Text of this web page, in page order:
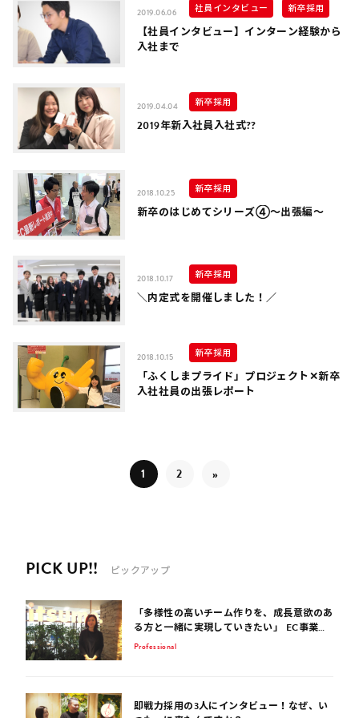
2019.06.06 社員インタビュー 新卒採用
【社員インタビュー】インターン経験から
入社まで
2019.04.04 新卒採用
2019年新入社員入社式??
2018.10.25 新卒採用
新卒のはじめてシリーズ④～出張編～
2018.10.17 新卒採用
＼内定式を開催しました！／
2018.10.15 新卒採用
「ふくしまプライド」プロジェクト✕新卒
入社社員の出張レポート
1 2 »
PICK UP!! ピックアップ
「多様性の高いチーム作りを、成長意欲のあ
る方と一緒に実現していきたい」 EC事業サ
ポート歴15年のコンサルタントが話す、EC
Professional
即戦力採用の3人にインタビュー！なぜ、い